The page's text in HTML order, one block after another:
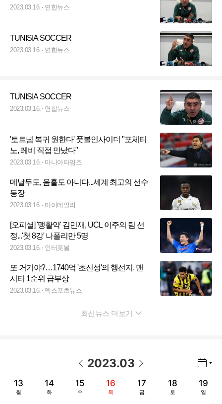
2023.03.16. 연합뉴스
TUNISIA SOCCER
2023.03.16. 연합뉴스
TUNISIA SOCCER
2023.03.16. 연합뉴스
'토트넘 복귀 원한다' 풋볼인사이더 "포체티
노, 레비 직접 만났다"
2023.03.16. 마니아타임즈
메날두도, 음홀도 아니다...세계 최고의 선수
등장
2023.03.16. 마이데일리
[오피셜] '맹활약' 김민재, UCL 이주의 팀 선
정...'첫 8강' 나폴리만 5명
2023.03.16. 인터풋볼
또 거기야?…1740억 '초신성'의 행선지, 맨
시티 1순위 급부상
2023.03.16. 엑스포츠뉴스
최신뉴스 더보기
2023.03
13
월
14
화
15
수
16
목
17
금
18
토
19
일